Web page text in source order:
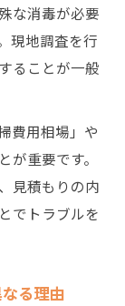
な消毒が必要
現地調査を行
ることが一般
費用相場」や
が重要です。
見積もりの内
でトラブルを
る理由